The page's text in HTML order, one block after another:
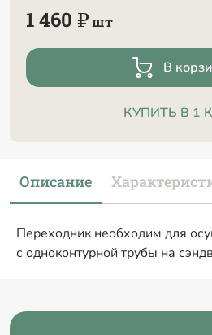
1 460 ₽шт
В
КУПИТЬ В 1
Описание
Переходник необходим для
с одноконтурной трубы на